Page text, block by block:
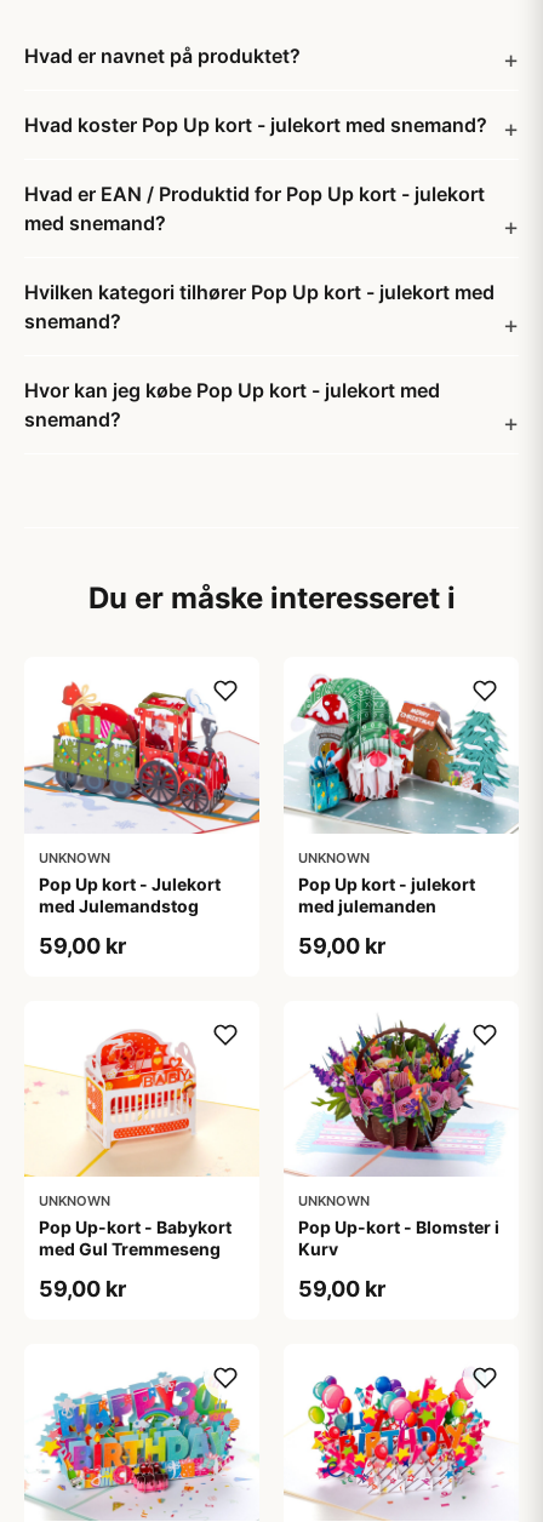
Hvad er navnet på produktet?
Hvad koster Pop Up kort - julekort med snemand?
Hvad er EAN / Produktid for Pop Up kort - julekort
med snemand?
Hvilken kategori tilhører Pop Up kort - julekort med
snemand?
Hvor kan jeg købe Pop Up kort - julekort med
snemand?
Du er måske interesseret i
UNKNOWN
Pop Up kort - Julekort
med Julemandstog
59,00 kr
UNKNOWN
Pop Up kort - julekort
med julemanden
59,00 kr
UNKNOWN
Pop Up-kort - Babykort
med Gul Tremmeseng
59,00 kr
UNKNOWN
Pop Up-kort - Blomster i
Kurv
59,00 kr